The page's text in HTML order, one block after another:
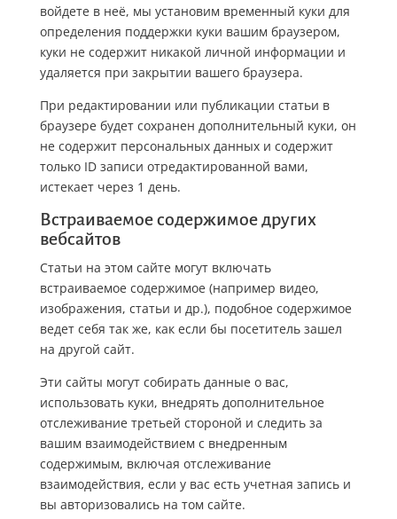
войдете в неё, мы установим временный куки для
определения поддержки куки вашим браузером,
куки не содержит никакой личной информации и
удаляется при закрытии вашего браузера.
При редактировании или публикации статьи в
браузере будет сохранен дополнительный куки, он
не содержит персональных данных и содержит
только ID записи отредактированной вами,
истекает через 1 день.
Встраиваемое содержимое других
вебсайтов
Статьи на этом сайте могут включать
встраиваемое содержимое (например видео,
изображения, статьи и др.), подобное содержимое
ведет себя так же, как если бы посетитель зашел
на другой сайт.
Эти сайты могут собирать данные о вас,
использовать куки, внедрять дополнительное
отслеживание третьей стороной и следить за
вашим взаимодействием с внедренным
содержимым, включая отслеживание
взаимодействия, если у вас есть учетная запись и
вы авторизовались на том сайте.